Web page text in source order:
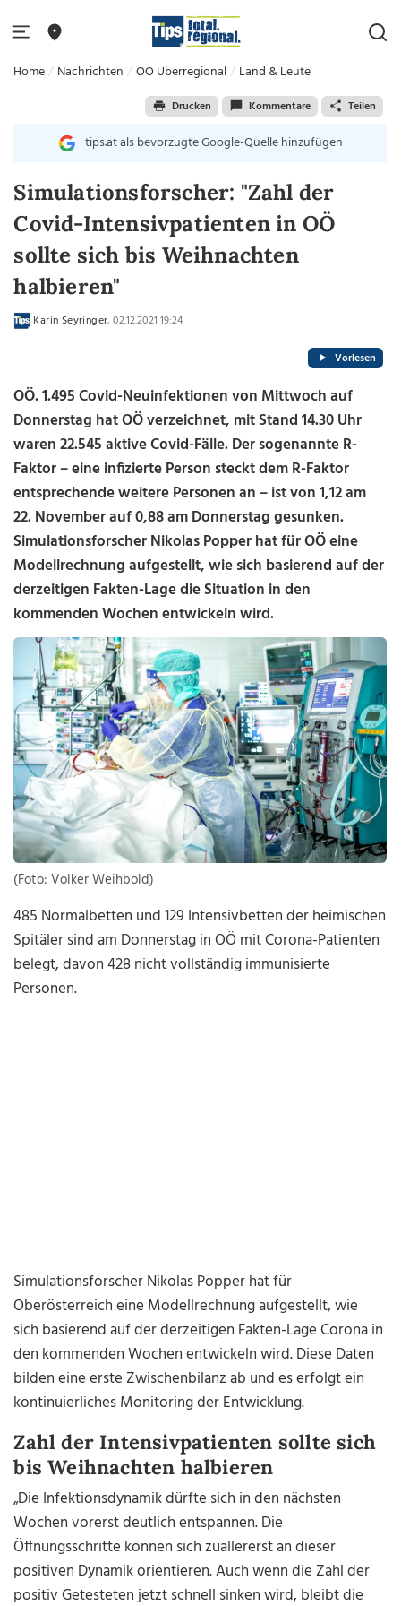
Home Nachrichten OÖ Überregional Land & Leute
Drucken Kommentare Teilen
tips.at als bevorzugte Google-Quelle hinzufügen
Simulationsforscher: "Zahl der
Covid-Intensivpatienten in OÖ
sollte sich bis Weihnachten
halbieren"
Karin Seyringer, 02.12.2021 19:24
Vorlesen
OÖ. 1.495 Covid-Neuinfektionen von Mittwoch auf
Donnerstag hat OÖ verzeichnet, mit Stand 14.30 Uhr
waren 22.545 aktive Covid-Fälle. Der sogenannte R-
Faktor – eine infizierte Person steckt dem R-Faktor
entsprechende weitere Personen an – ist von 1,12 am
22. November auf 0,88 am Donnerstag gesunken.
Simulationsforscher Nikolas Popper hat für OÖ eine
Modellrechnung aufgestellt, wie sich basierend auf der
derzeitigen Fakten-Lage die Situation in den
kommenden Wochen entwickeln wird.
(Foto: Volker Weihbold)
485 Normalbetten und 129 Intensivbetten der heimischen
Spitäler sind am Donnerstag in OÖ mit Corona-Patienten
belegt, davon 428 nicht vollständig immunisierte
Personen.
Simulationsforscher Nikolas Popper hat für
Oberösterreich eine Modellrechnung aufgestellt, wie
sich basierend auf der derzeitigen Fakten-Lage Corona in
den kommenden Wochen entwickeln wird. Diese Daten
bilden eine erste Zwischenbilanz ab und es erfolgt ein
kontinuierliches Monitoring der Entwicklung.
Zahl der Intensivpatienten sollte sich
bis Weihnachten halbieren
„Die Infektionsdynamik dürfte sich in den nächsten
Wochen vorerst deutlich entspannen. Die
Öffnungsschritte können sich zuallererst an dieser
positiven Dynamik orientieren. Auch wenn die Zahl der
positiv Getesteten jetzt schnell sinken wird, bleibt die